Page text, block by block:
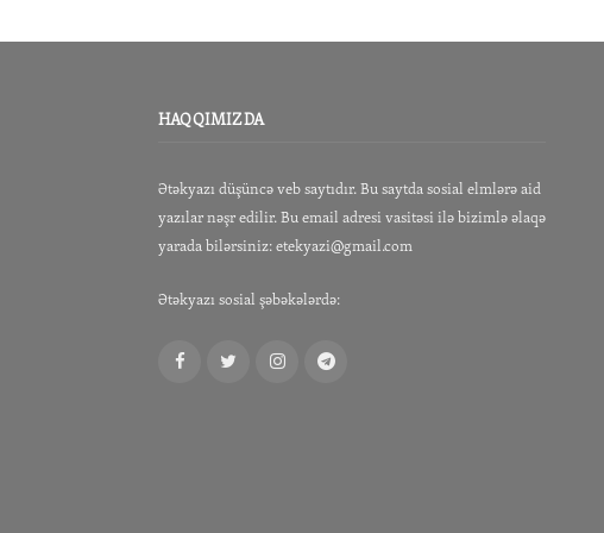
HAQQIMIZDA
Ətəkyazı düşüncə veb saytıdır. Bu saytda sosial elmlərə aid
yazılar nəşr edilir. Bu email adresi vasitəsi ilə bizimlə əlaqə
yarada bilərsiniz: etekyazi@gmail.com
Ətəkyazı sosial şəbəkələrdə:
FacebookTwitterInstagramTelegram